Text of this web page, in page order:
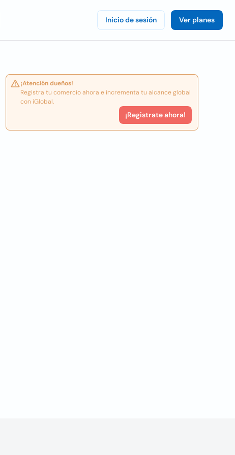
Inicio de sesión Ver planes
¡Atención dueños!
Registra tu comercio ahora e incrementa tu alcance global
con iGlobal.
¡Registrate ahora!